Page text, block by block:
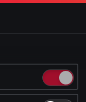
sīkdatnes: obligāti
reklāmas.